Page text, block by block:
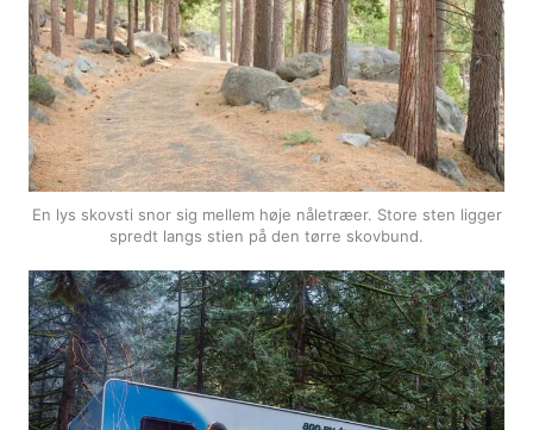
En lys skovsti snor sig mellem høje nåletræer. Store sten ligger
spredt langs stien på den tørre skovbund.